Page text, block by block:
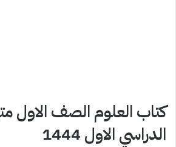
كتاب العلوم الصف الاول
الدراسي الاول 1444